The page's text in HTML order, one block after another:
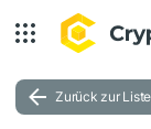
Zurück zur Liste